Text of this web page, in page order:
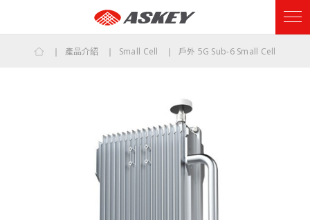
產品介紹 Small Cell 戶外 5G Sub-6 Small Cell